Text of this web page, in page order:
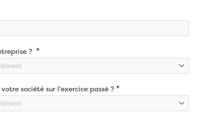
? *
société sur l'exercice passé ? *